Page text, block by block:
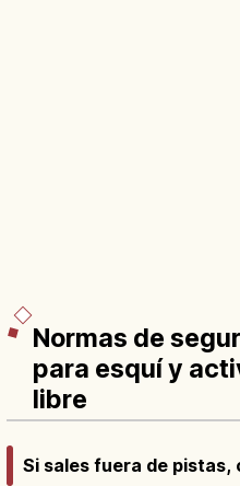
Normas de
para esquí y
libre
Si sales fuera de pistas,